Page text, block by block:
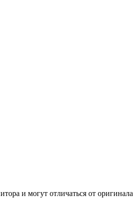
и могут отличаться от оригинала